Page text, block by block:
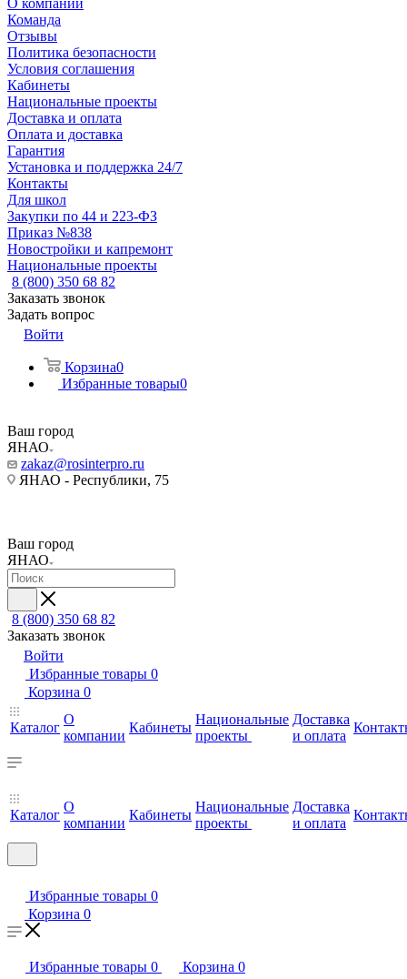
О компании
Команда
Отзывы
Политика безопасности
Условия соглашения
Кабинеты
Национальные проекты
Доставка и оплата
Оплата и доставка
Гарантия
Установка и поддержка 24/7
Контакты
Для школ
Закупки по 44 и 223-ФЗ
Приказ №838
Новостройки и капремонт
Национальные проекты
8 (800) 350 68 82
Заказать звонок
Задать вопрос
Войти
Корзина0
Избранные товары0
Ваш город
ЯНАО
zakaz@rosinterpro.ru
ЯНАО - Республики, 75
Ваш город
ЯНАО
8 (800) 350 68 82
Заказать звонок
Войти
Избранные товары 0
Корзина 0
Каталог
О
компании
Кабинеты
Национальные
проекты
Доставка
и оплата
Каталог
О
компании
Кабинеты
Национальные
проекты
Доставка
и оплата
Избранные товары 0
Корзина 0
Избранные товары 0 Корзина 0